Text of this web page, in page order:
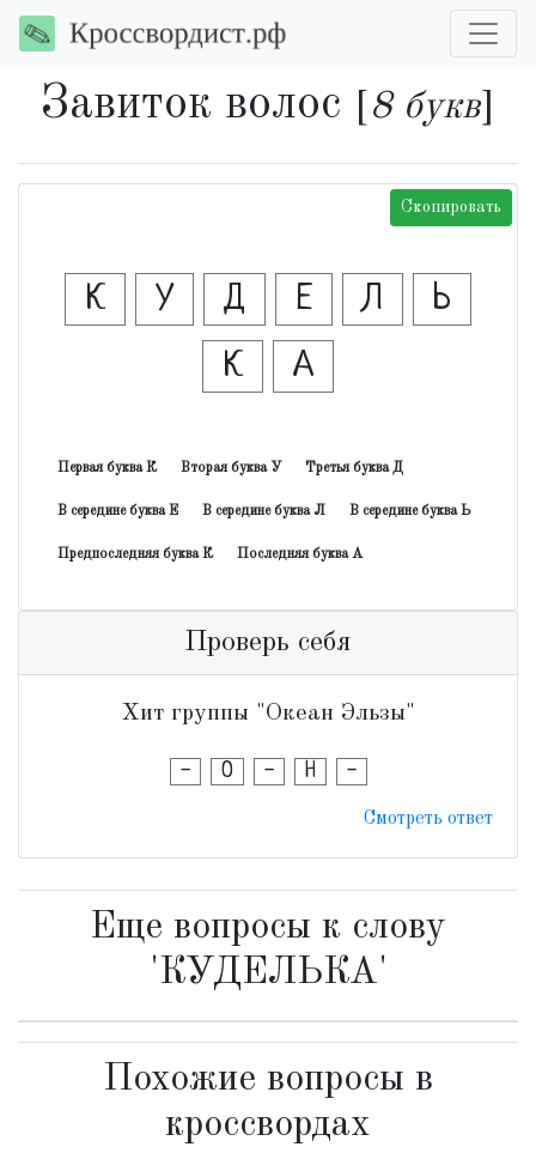
Завиток волос 8 букв]
Скопировать
К У Д Е Л
Ь
К
А
Первая буква К Вторая буква У Третья буква Д
В середине буква Е В середине буква Л В середине буква Ь
Предпоследняя буква К Последняя буква А
Проверь себя
Хит группы "Океан Эльзы"
- О - Н -
Смотреть ответ
Еще вопросы к слову
'КУДЕЛЬКА'
Похожие вопросы в
кроссвордах